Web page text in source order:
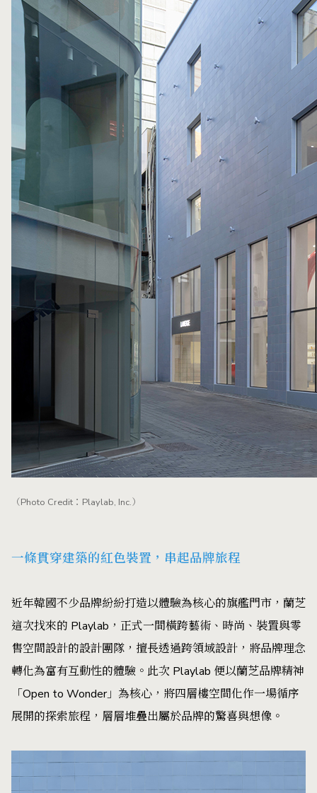
（Photo Credit：Playlab, Inc.）
一條貫穿建築的紅色裝置，串起品牌旅程
近年韓國不少品牌紛紛打造以體驗為核心的旗艦門市，蘭芝
這次找來的 Playlab，正式一間橫跨藝術、時尚、裝置與零
售空間設計的設計團隊，擅長透過跨領域設計，將品牌理念
轉化為富有互動性的體驗。此次 Playlab 便以蘭芝品牌精神
「Open to Wonder」為核心，將四層樓空間化作一場循序
展開的探索旅程，層層堆疊出屬於品牌的驚喜與想像。